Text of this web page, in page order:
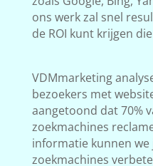
ons werk zal snel
de ROI kunt krijgen
VDMmarketing
bezoekers met
aangetoond dat 70%
zoekmachines
informatie kunnen
zoekmachines